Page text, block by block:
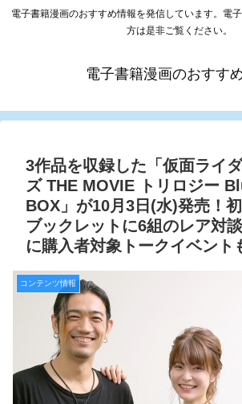
電子書籍漫画のおすすめ情報を発信しています。電
方は是非ご覧ください。
電子書籍漫画のおすす
3作品を収録した「仮面ライ
ズ THE MOVIE トリロジー
BOX」が10月3日(水)発売！
ブックレットに6組のレア対
に購入者対象トークイベント
コンテンツ情報